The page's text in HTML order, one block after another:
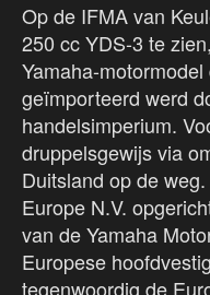
Op de IFMA van
250 cc YDS-3 te
Yamaha-
geïmporteerd werd
handelsimperium.
druppelsgewijs via
Duitsland op de
Europe N.V.
van de Yamaha
Europese
tegenwoordig de